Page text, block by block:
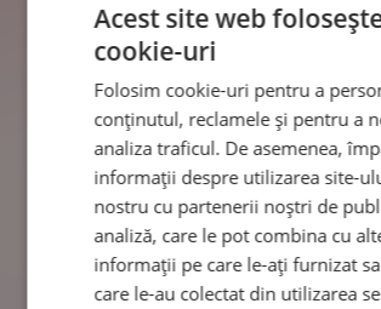
Acest site web
cookie-uri
Folosim cookie-uri pentru a
conținutul, reclamele și pentru a
analiza traficul. De asemenea,
informații despre utilizarea site-
nostru cu partenerii noștri de
analiză, care le pot combina cu
informații pe care le-ați furnizat
care le-au colectat din utilizarea